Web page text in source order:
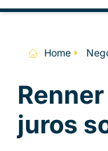
Home
juros